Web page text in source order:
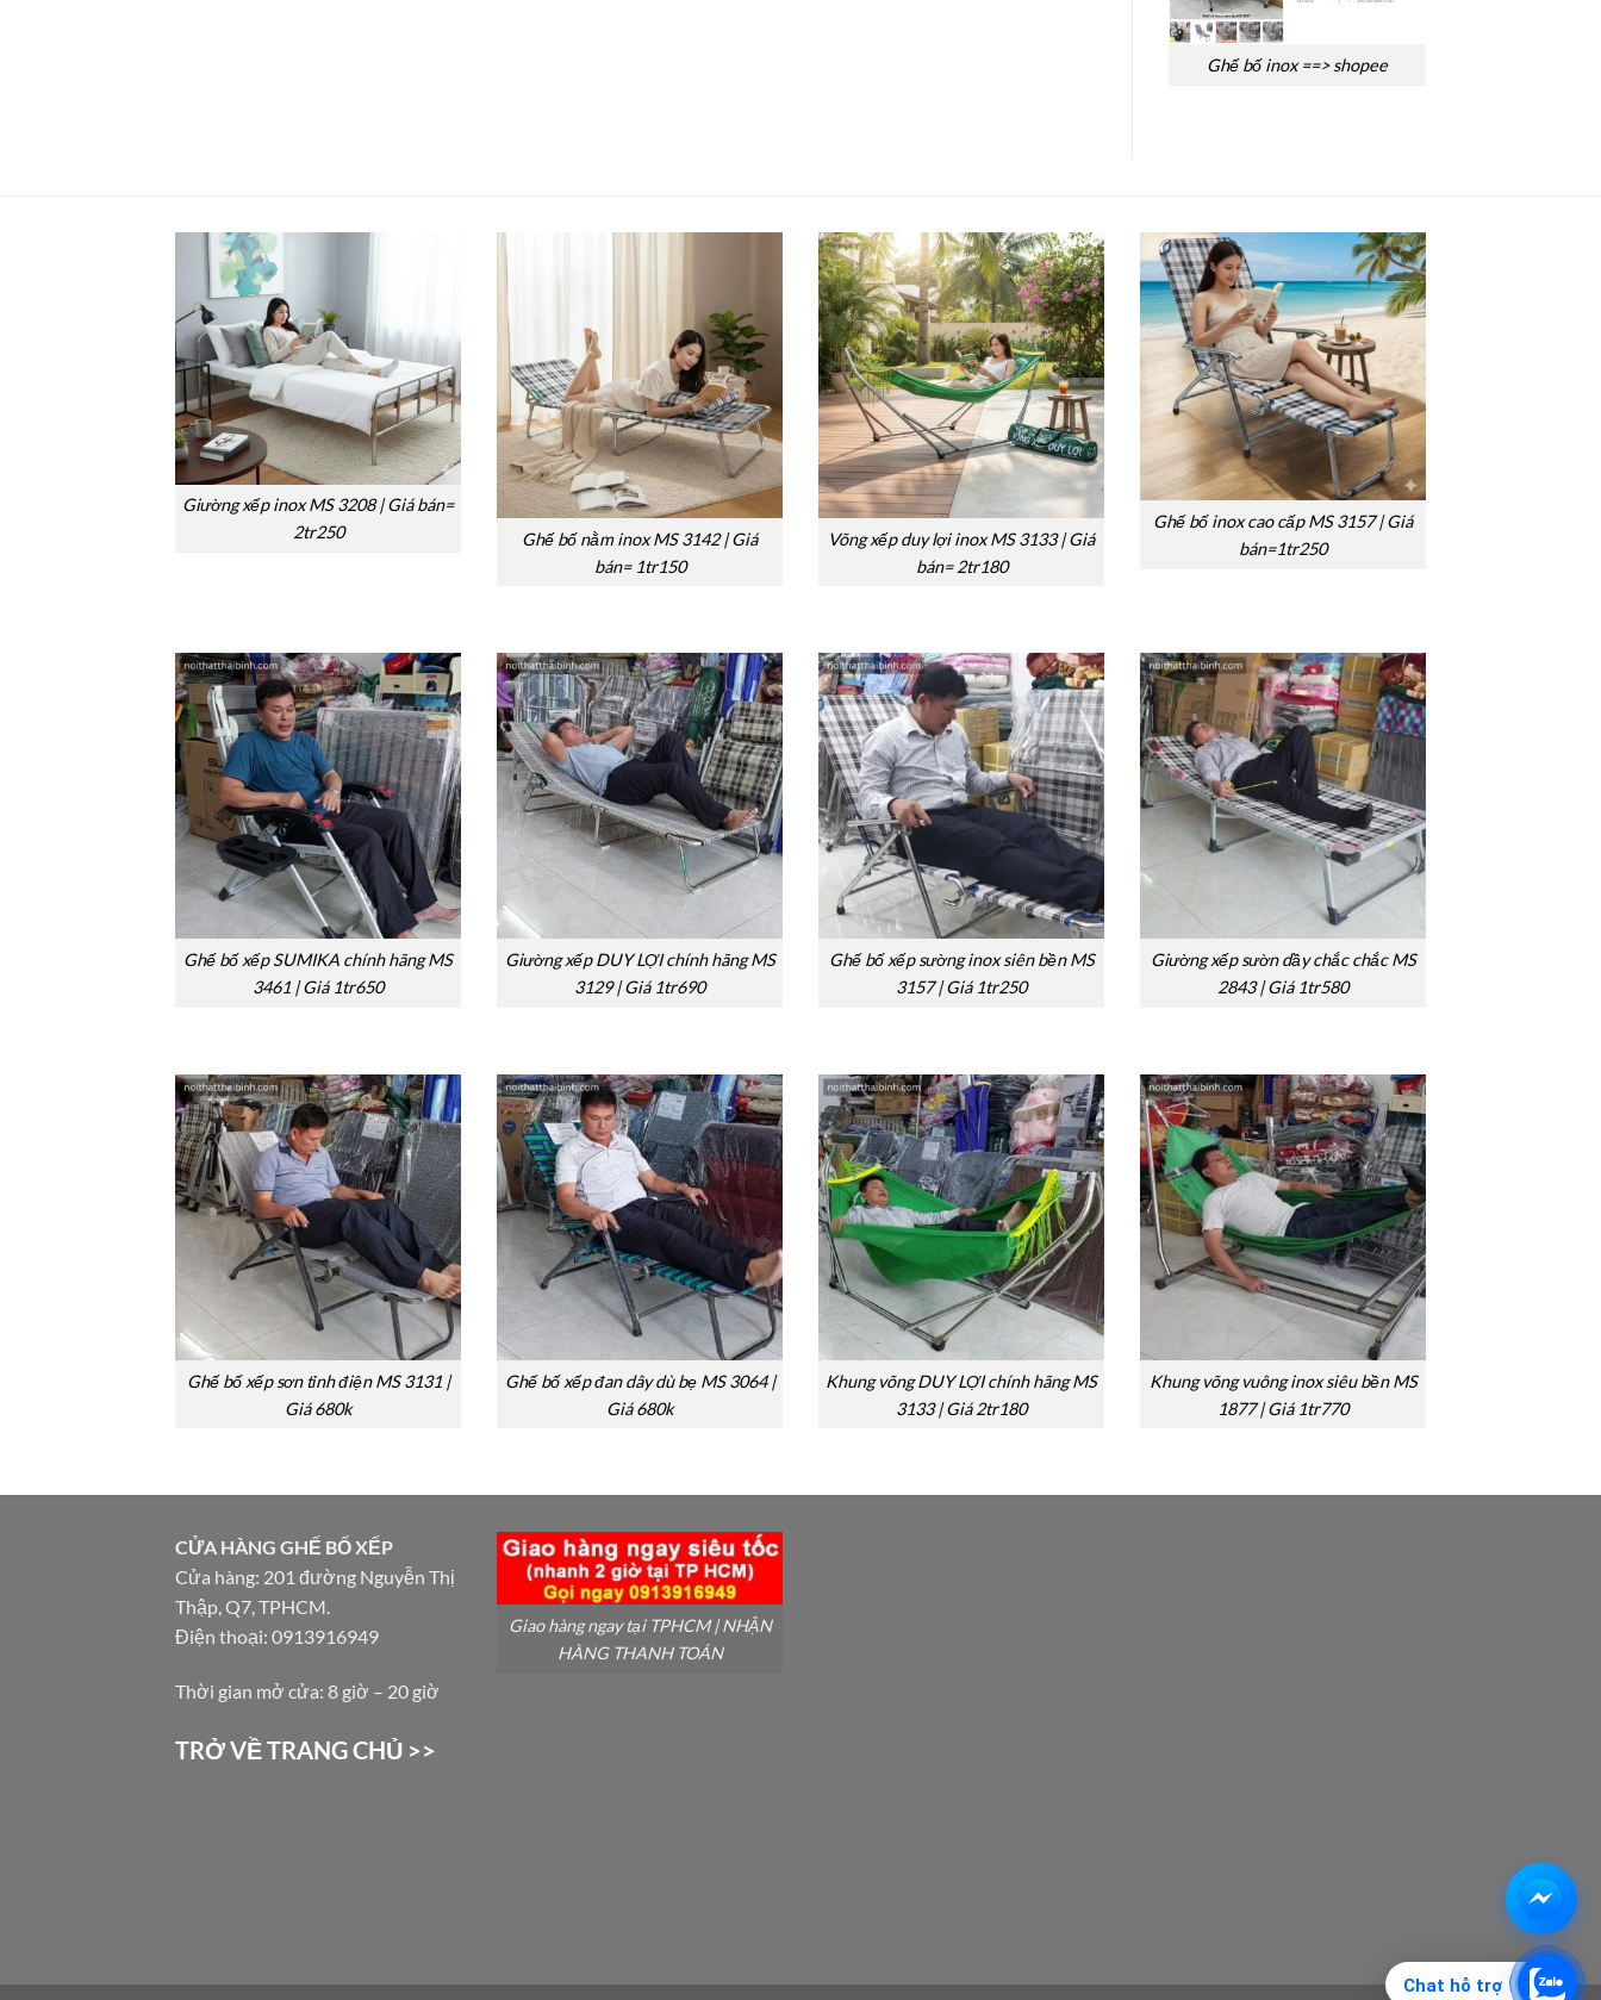
Chat hỗ trợ
Ghế bố inox ==> shopee
Giường xếp inox MS 3208 | Giá bán=
2tr250
Ghế bố nằm inox MS 3142 | Giá
bán= 1tr150
Võng xếp duy lợi inox MS 3133 | Giá
bán= 2tr180
Ghế bố inox cao cấp MS 3157 | Giá
bán=1tr250
Ghế bố xếp SUMIKA chính hãng MS
3461 | Giá 1tr650
Giường xếp DUY LỢI chính hãng MS
3129 | Giá 1tr690
Ghế bố xếp sường inox siên bền MS
3157 | Giá 1tr250
Giường xếp sườn dầy chắc chắc MS
2843 | Giá 1tr580
Ghế bố xếp sơn tỉnh điện MS 3131 |
Giá 680k
Ghế bố xếp đan dây dù bẹ MS 3064 |
Giá 680k
Khung võng DUY LỢI chính hãng MS
3133 | Giá 2tr180
Khung võng vuông inox siêu bền MS
1877 | Giá 1tr770
CỬA HÀNG GHẾ BỐ XẾP
Cửa hàng: 201 đường Nguyễn Thị
Thập, Q7, TPHCM.
Điện thoại: 0913916949
Thời gian mở cửa: 8 giờ – 20 giờ
TRỞ VỀ TRANG CHỦ >>
Giao hàng ngay tại TPHCM | NHẬN
HÀNG THANH TOÁN